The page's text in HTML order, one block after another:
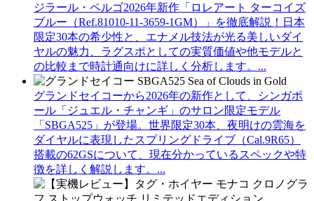
ジラール・ペルゴ2026年新作「ロレアート ターコイズ
ブルー（Ref.81010-11-3659-1GM）」を徹底解説！日本
限定30本の希少性と、エナメル技法が光る美しいダイ
ヤルの魅力、ラグスポとしての実質価値や他モデルと
の比較まで時計通向けに詳しく分析します。...
グランドセイコーから2026年の新作として、シンガポ
ール「ジュエル・チャンギ」のサロン限定モデル
「SBGA525」が登場。世界限定30本、夜明けの雲海を
ダイヤルに表現したスプリングドライブ（Cal.9R65）
搭載の62GSについて、現在分かっているスペックや特
徴を詳しく解説します。...